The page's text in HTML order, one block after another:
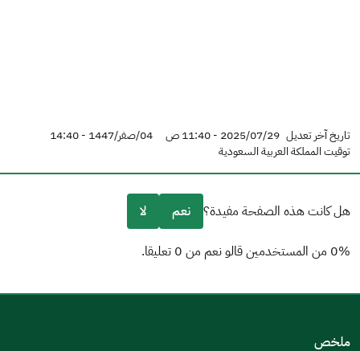
تاريخ آخر تعديل 2025/07/29 - 11:40 ص
04/صفر/1447 - 14:40
توقيت المملكة العربية السعودية
هل كانت هذه الصفحة مفيدة؟ نعم لا
0% من المستخدمين قالو نعم من 0 تعليقا.
مكتوبة بشكل جيدملخص